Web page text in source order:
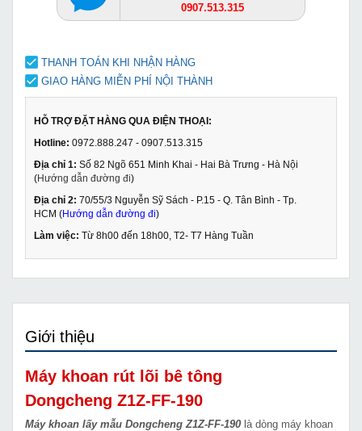
0907.513.315
THANH TOÁN KHI NHẬN HÀNG
GIAO HÀNG MIỄN PHÍ NỘI THÀNH
HỖ TRỢ ĐẶT HÀNG QUA ĐIỆN THOẠI:
Hotline: 0972.888.247 - 0907.513.315
Địa chỉ 1: Số 82 Ngõ 651 Minh Khai - Hai Bà Trưng - Hà Nội
(Hướng dẫn đường đi)
Địa chỉ 2: 70/55/3 Nguyễn Sỹ Sách - P.15 - Q. Tân Bình - Tp.
HCM (Hướng dẫn đường đi)
Làm việc: Từ 8h00 đến 18h00, T2- T7 Hàng Tuần
Giới thiệu
Máy khoan rút lõi bê tông
Dongcheng Z1Z-FF-190
Máy khoan lấy mẫu Dongcheng Z1Z-FF-190 là dòng máy khoan